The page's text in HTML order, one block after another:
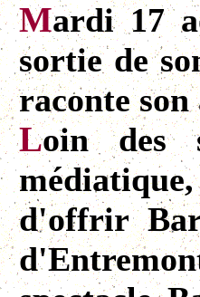
Mardi 17
sortie de
raconte
Loin des
d'offrir